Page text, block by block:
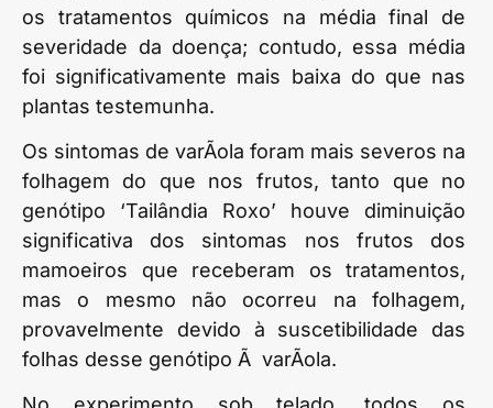
os tratamentos químicos na média final de
severidade da doença; contudo, essa média
foi significativamente mais baixa do que nas
plantas testemunha.
Os sintomas de varÃ­ola foram mais severos na
folhagem do que nos frutos, tanto que no
genótipo ‘Tailândia Roxo’ houve diminuição
significativa dos sintomas nos frutos dos
mamoeiros que receberam os tratamentos,
mas o mesmo não ocorreu na folhagem,
provavelmente devido à suscetibilidade das
folhas desse genótipo Ã varÃ­ola.